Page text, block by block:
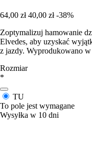
64,00 zł 40,00 zł -38%
Zoptymalizuj hamowanie
Elvedes, aby uzyskać
z jazdy. Wyprodukowano
Rozmiar
*
TU
To pole jest wymagane
Wysyłka w 10 dni